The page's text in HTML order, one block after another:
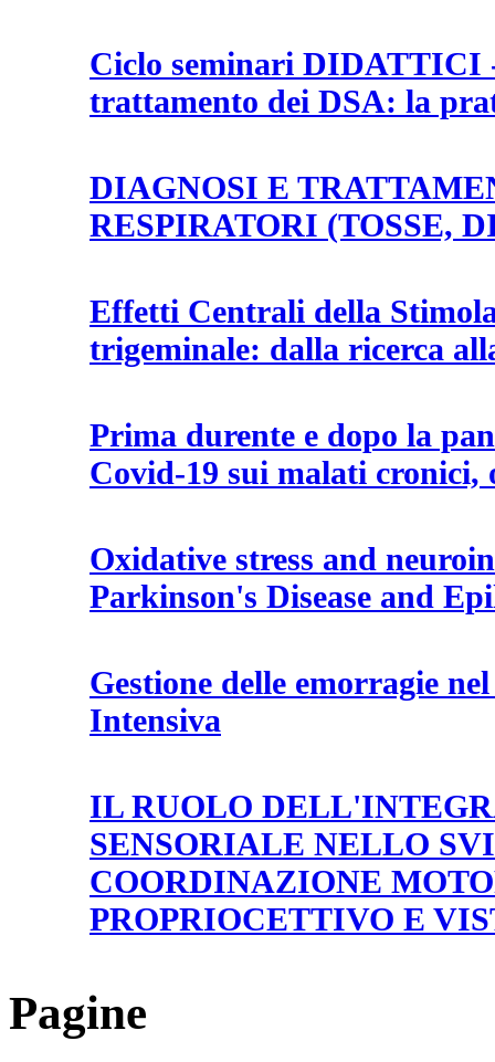
Ciclo seminari DIDATTICI
trattamento dei DSA: la
DIAGNOSI E
RESPIRATORI (TOSSE,
Effetti Centrali della
trigeminale: dalla ricerca
Prima durente e dopo la
Covid-19 sui malati cronici,
Oxidative stress and
Parkinson's Disease and
Gestione delle emorragie
Intensiva
IL RUOLO
SENSORIALE NELLO
COORDINAZIONE
PROPRIOCETTIVO E
Pagine